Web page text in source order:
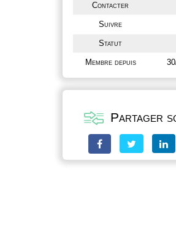
Contacter
Suivre
Statut
Membre depuis
Partager